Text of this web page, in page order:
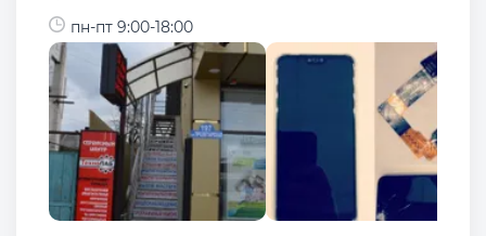
пн-пт 9:00-18:00